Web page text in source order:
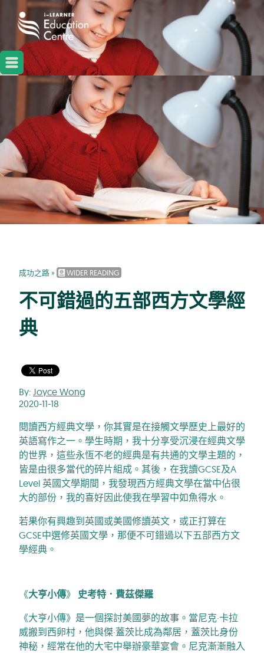
成功之路» WIDER READING
不可錯過的五部西方文學經
典
By: Joyce Wong
2020-11-18
閱讀西方經典文學，你其實是在接觸文學歷史上最好的
英語寫作之一。學生時期，我十分享受沉浸在經典文學
的世界，這些永恆不老的經典是有共通的文學主題的，
皆是由很多當代的碎片組成。其後，在我讀GCSE及A
Level 英國文學期間，我發現西方經典文學在當中佔很
大的部份，我的喜好因此使我在學習中如魚得水。
若果你有興趣到英國或美國修讀英文，或正打算在
GCSE中選修英國文學，那便不可錯過以下五部西方文
學經典。
《大亨小傳》
史考特．費茲傑羅
《大亨小傳》是一個探討美國夢的故事。當尼克·卡拉
威搬到西卵村，他與傑·蓋茨比成為鄰居，蓋茨比身份
神秘，經常在他的大宅中舉辦豪華宴會。尼克漸漸融入